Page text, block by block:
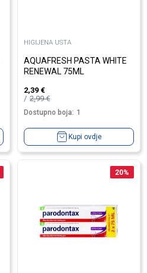
HIGIJENA USTA
AQUAFRESH PASTA WHITE
RENEWAL 75ML
2,39 €
2,99€
Dostupno boja: 1
Kupi ovdje
20%